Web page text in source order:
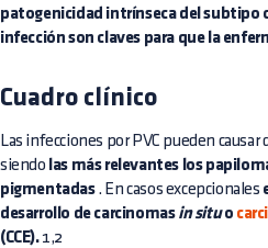
patogenicidad intrínseca del subtipo
infección son claves para que la
Cuadro clínico
Las infecciones por PVC pueden causar
siendo las más relevantes los
pigmentadas. En casos excepcionales
desarrollo de carcinomasin situo
(CCE).1,2